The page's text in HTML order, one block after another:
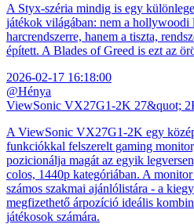
A Styx-széria mindig is egy
játékok világában: nem a
harcrendszerre, hanem a tiszta,
épített. A Blades of Greed is ezt az
2026-02-17 16:18:00
@Hénya
ViewSonic VX27G1-2K 27&quot;
A ViewSonic VX27G1-2K egy
funkciókkal felszerelt gaming
pozicionálja magát az egyik
colos, 1440p kategóriában. A
számos szakmai ajánlólistára - a
megfizethető árpozíció ideális
játékosok számára.